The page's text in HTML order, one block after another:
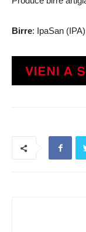
Birre: IpaSan